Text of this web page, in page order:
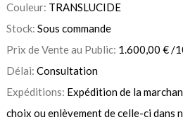
Couleur: TRANSLUCIDE
Stock: Sous commande
Prix de Vente au Public: 1.600,00 €/
Délai: Consultation
Expéditions: Expédition de la
choix ou enlèvement de celle-ci dans